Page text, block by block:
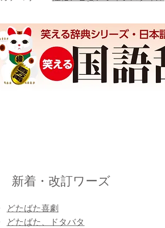
新着・改訂ワーズ
どたばた喜劇
どたばた、ドタバタ